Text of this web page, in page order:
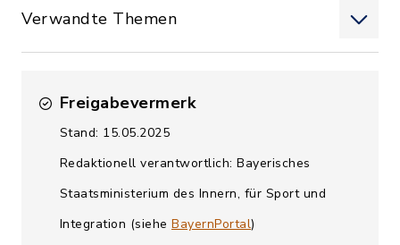
Verwandte Themen
Freigabevermerk
Stand: 15.05.2025
Redaktionell verantwortlich: Bayerisches
Staatsministerium des Innern, für Sport und
Integration (siehe BayernPortal)